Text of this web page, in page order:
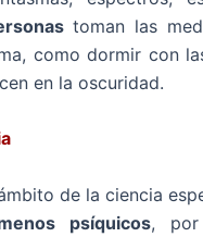
toman las
como dormir con
en la oscuridad.
de la ciencia
psíquicos,